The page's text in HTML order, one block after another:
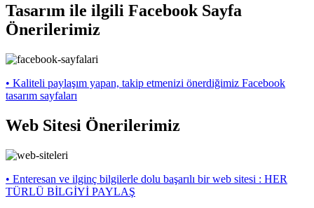
Tasarım ile ilgili Facebook Sayfa
Önerilerimiz
• Kaliteli paylaşım yapan, takip etmenizi önerdiğimiz Facebook
tasarım sayfaları
Web Sitesi Önerilerimiz
• Enteresan ve ilginç bilgilerle dolu başarılı bir web sitesi : HER
TÜRLÜ BİLGİYİ PAYLAŞ